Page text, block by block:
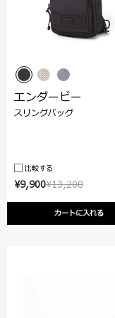
¥13,200
¥9,900
カートに入れる
エンダービー
スリングバッグ
比較する